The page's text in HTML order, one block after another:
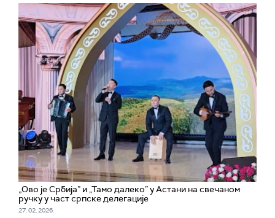
„Ово је Србија” и „Тамо далеко” у Астани на свечаном
ручку у част српске делегације
27. 02. 2026.